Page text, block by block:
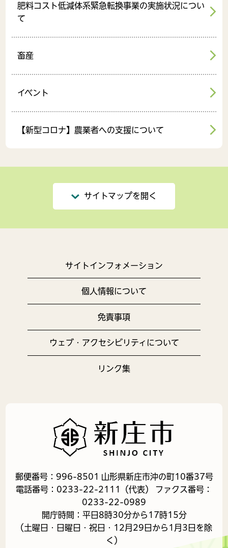
肥料コスト低減体系緊急転換事業の実施状況につい
て
畜産
イベント
【新型コロナ】農業者への支援について
サイトマップを開く
サイトインフォメーション
個人情報について
免責事項
ウェブ・アクセシビリティについて
リンク集
郵便番号：996-8501 山形県新庄市沖の町10番37号
電話番号：0233-22-2111（代表） ファクス番号：
0233-22-0989
開庁時間：平日8時30分から17時15分
（土曜日・日曜日・祝日・12月29日から1月3日を除
く）